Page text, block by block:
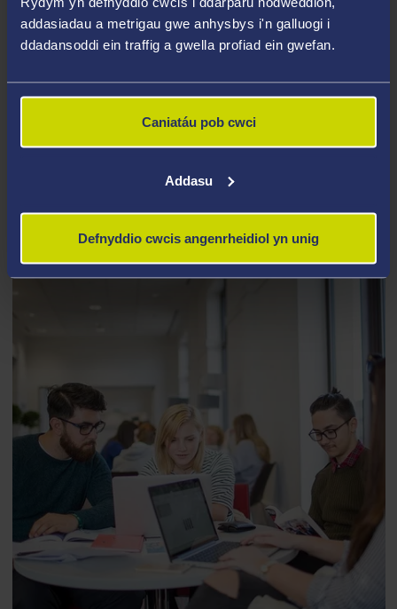
addasiadau a metrigau gwe anhysbys i'n galluogi i
ddadansoddi ein traffig a gwella profiad ein gwefan.
Caniatáu pob cwci
Addasu
Defnyddio cwcis angenrheidiol yn unig
Mae'r adrannau canlynol wedi cymeradwyo'r
fod lleoedd ac argaeledd yn amrywio flwyddyn ar
ôl blwyddyn ac felly ni allwn warantu lleoedd
mewn sefydliadau partner.